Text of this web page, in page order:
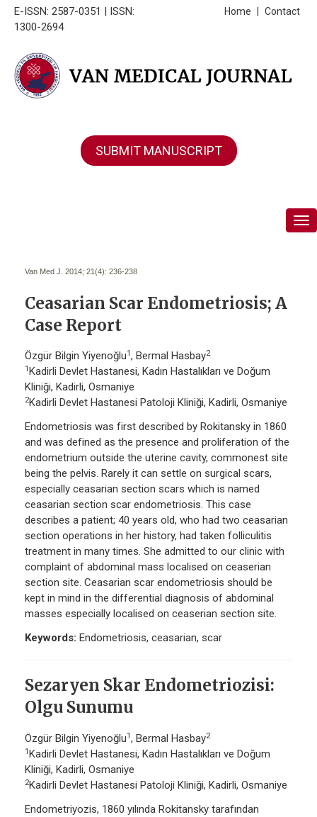
E-ISSN: 2587-0351 | ISSN:
1300-2694
Contact
Home
SUBMIT MANUSCRIPT
Van Med J. 2014; 21(4): 236-238
Ceasarian Scar Endometriosis; A
Case Report
Özgür Bilgin Yiyenoğlu1, Bermal Hasbay2
1 Kadirli Devlet Hastanesi, Kadın Hastalıkları ve Doğum
Kliniği, Kadirli, Osmaniye
2Kadirli Devlet Hastanesi Patoloji Kliniği, Kadirli, Osmaniye
Endometriosis was first described by Rokitansky in 1860
and was defined as the presence and proliferation of the
endometrium outside the uterine cavity, commonest site
being the pelvis. Rarely it can settle on surgical scars,
especially ceasarian section scars which is named
ceasarian section scar endometriosis. This case
describes a patient; 40 years old, who had two ceasarian
section operations in her history, had taken folliculitis
treatment in many times. She admitted to our clinic with
complaint of abdominal mass localised on ceaserian
section site. Ceasarian scar endometriosis should be
kept in mind in the differential diagnosis of abdominal
masses especially localised on ceaserian section site.
Keywords: Endometriosis, ceasarian, scar
Sezaryen Skar Endometriozisi:
Olgu Sunumu
Özgür Bilgin Yiyenoğlu1, Bermal Hasbay2
1Kadirli Devlet Hastanesi, Kadın Hastalıkları ve Doğum
Kliniği, Kadirli, Osmaniye
2Kadirli Devlet Hastanesi Patoloji Kliniği, Kadirli, Osmaniye
Endometriyozis, 1860 yılında Rokitansky tarafından